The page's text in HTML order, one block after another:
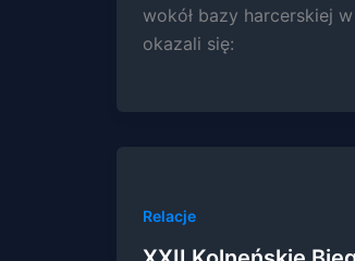
wokół bazy harcerskiej
okazali się:
Relacje